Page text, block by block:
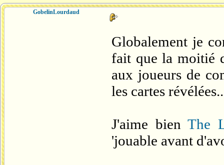
GobelinLourdaud
Globalement je
fait que la moitié
aux joueurs de
les cartes révélées..
J'aime bienThe
'jouable avant